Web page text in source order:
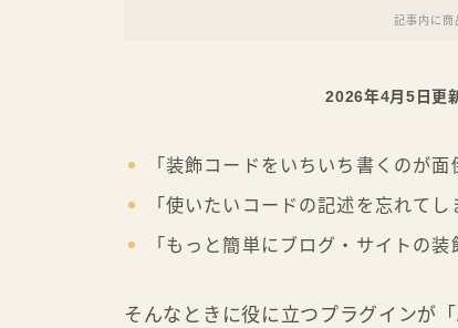
記事内に商
2026年4月5日更
「装飾コードをいちいち書くのが面
「使いたいコードの記述を忘れてし
「もっと簡単にブログ・サイトの装
そんなときに役に立つプラグインが